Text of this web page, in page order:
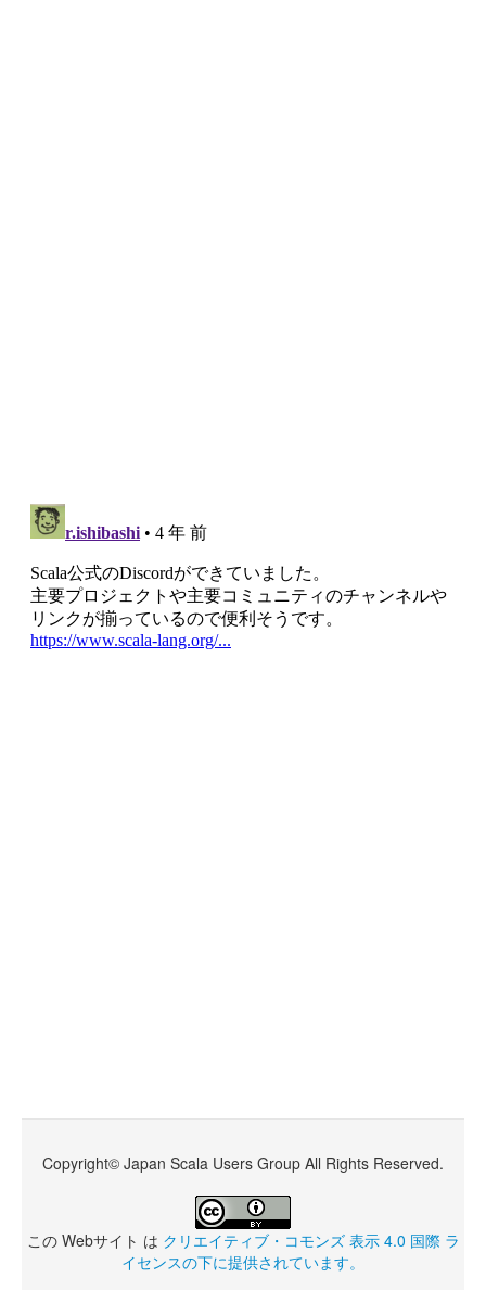
Copyright© Japan Scala Users Group All Rights Reserved.
この Webサイト は クリエイティブ・コモンズ 表示 4.0 国際 ラ
イセンスの下に提供されています。